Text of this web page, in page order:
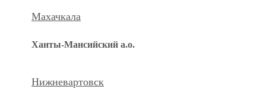
Махачкала
Ханты-Мансийский а.о.
Нижневартовск